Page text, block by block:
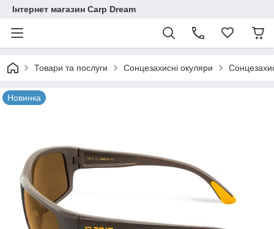
Інтернет магазин Carp Dream
Товари та послуги Сонцезахисні окуляри
Новинка